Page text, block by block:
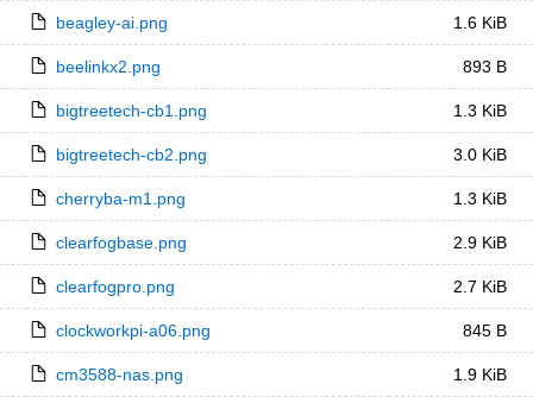
beagley-ai.png 1.6 KiB
beelinkx2.png 893 B
bigtreetech-cb1.png 1.3 KiB
bigtreetech-cb2.png 3.0 KiB
cherryba-m1.png 1.3 KiB
clearfogbase.png 2.9 KiB
clearfogpro.png 2.7 KiB
clockworkpi-a06.png 845 B
cm3588-nas.png 1.9 KiB